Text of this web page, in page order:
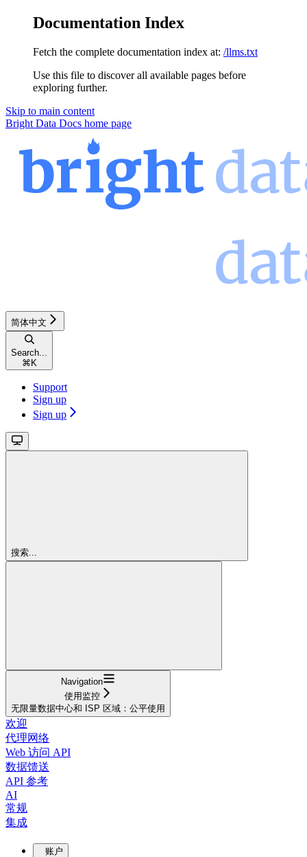
Documentation Index
Fetch the complete documentation index at: /llms.txt
Use this file to discover all available pages before
exploring further.
Skip to main content
Bright Data Docs home page
简体中文
Search...
⌘ K
Support
Sign up
Sign up
搜索...
Navigation
使用监控
无限量数据中心和 ISP 区域：公平使用
欢迎
代理网络
Web 访问 API
数据馈送
API 参考
AI
常规
集成
账户